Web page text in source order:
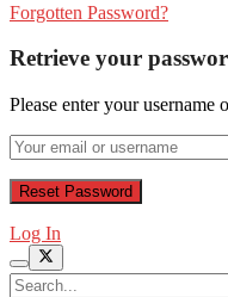
Forgotten Password?
Retrieve your
Please enter your username
Log In